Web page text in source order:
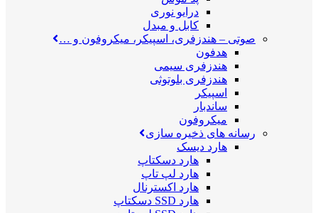
درایو نوری
کابل و مبدل
صوتی – هندزفری، اسپیکر، میکروفون و …
هدفون
هندزفری سیمی
هندزفری بلوتوثی
اسپیکر
ساندبار
میکروفون
رسانه های ذخیره سازی
هارد دیسک
هارد دسکتاپ
هارد لپ تاپ
هارد اکسترنال
هارد SSD دسکتاپ